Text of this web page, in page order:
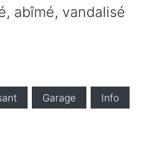
abîmé, vandalisé
Garage Info